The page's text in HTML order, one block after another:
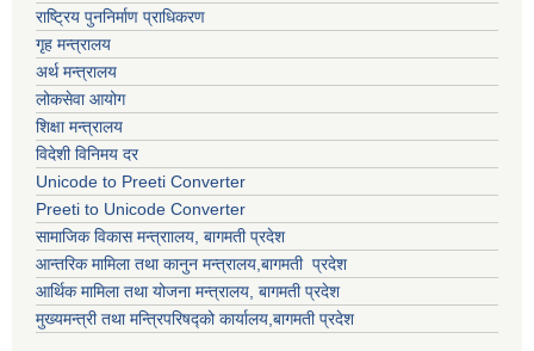
राष्ट्रिय पुननिर्माण प्राधिकरण
गृह मन्त्रालय
अर्थ मन्त्रालय
लोकसेवा आयोग
शिक्षा मन्त्रालय
विदेशी विनिमय दर
Unicode to Preeti Converter
Preeti to Unicode Converter
सामाजिक विकास मन्त्राालय, बागमती प्रदेश
आन्तरिक मामिला तथा कानुन मन्त्रालय,बागमती प्रदेश
आर्थिक मामिला तथा योजना मन्त्रालय, बागमती प्रदेश
मुख्यमन्त्री तथा मन्त्रिपरिषद्को कार्यालय,बागमती प्रदेश